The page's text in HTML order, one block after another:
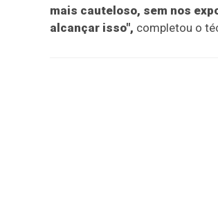
mais cauteloso, sem nos
alcançar isso", completou o